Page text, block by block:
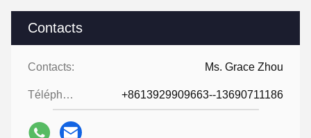
Contacts
Contacts: Ms. Grace Zhou
Téléphone: +8613929909663--13690711186